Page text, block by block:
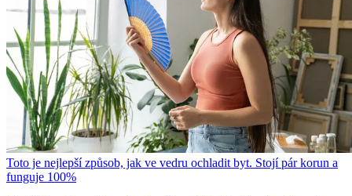
Toto je nejlepší způsob, jak ve vedru ochladit byt. Stojí pár korun a
funguje 100%